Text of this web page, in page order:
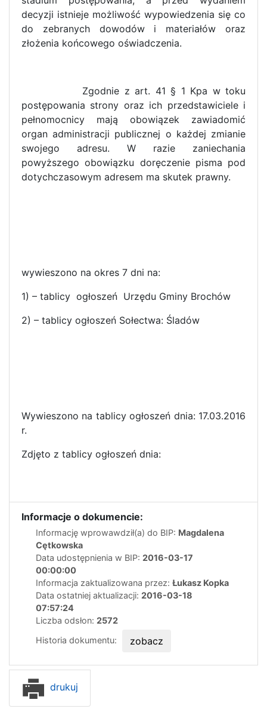
decyzji istnieje możliwość wypowiedzenia się co
do zebranych dowodów i materiałów oraz
złożenia końcowego oświadczenia.
Zgodnie z art. 41 § 1 Kpa w toku
postępowania strony oraz ich przedstawiciele i
pełnomocnicy mają obowiązek zawiadomić
organ administracji publicznej o każdej zmianie
swojego adresu. W razie zaniechania
powyższego obowiązku doręczenie pisma pod
dotychczasowym adresem ma skutek prawny.
wywieszono na okres 7 dni na:
1) – tablicy ogłoszeń Urzędu Gminy Brochów
2) – tablicy ogłoszeń Sołectwa: Śladów
Wywieszono na tablicy ogłoszeń dnia: 17.03.2016
r.
Zdjęto z tablicy ogłoszeń dnia:
Informacje o dokumencie:
Informację wprowawdził(a) do BIP: Magdalena
Cętkowska
Data udostępnienia w BIP: 2016-03-17
00:00:00
Informacja zaktualizowana przez: Łukasz Kopka
Data ostatniej aktualizacji: 2016-03-18
07:57:24
Liczba odsłon: 2572
Historia dokumentu:
zobacz
drukuj